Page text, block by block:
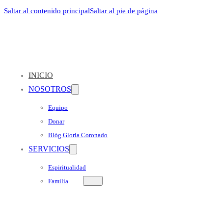
Saltar al contenido principalSaltar al pie de página
INICIO
NOSOTROS
Equipo
Donar
Blóg Gloria Coronado
SERVICIOS
Espiritualidad
Familia